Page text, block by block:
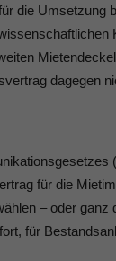
die Umsetzung
dagegen
für die
– oder
für